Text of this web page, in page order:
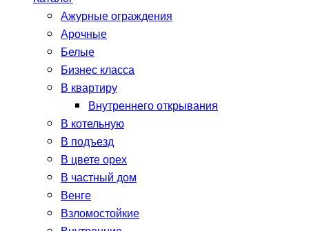
Ажурные ограждения
Арочные
Белые
Бизнес класса
В квартиру
Внутреннего открывания
В котельную
В подъезд
В цвете орех
В частный дом
Венге
Взломостойкие